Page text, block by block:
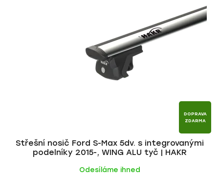
DOPRAVA
ZDARMA
Střešní nosič Ford S-Max 5dv. s integrovanými
podelníky 2015-, WING ALU tyč | HAKR
Odesíláme ihned